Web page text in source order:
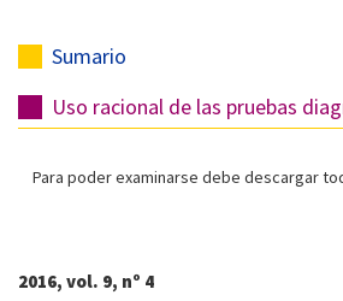
Sumario
Uso racional de las pruebas
Para poder examinarse debe descargar
2016, vol. 9, nº 4